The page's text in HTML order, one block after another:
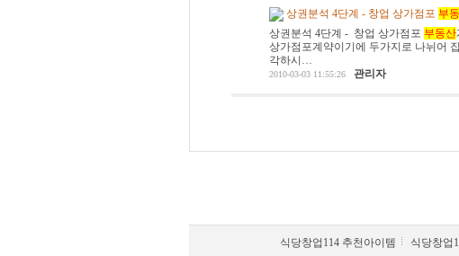
상권분석 4단계 - 창업 상가점포 부
상권분석 4단계 - 창업 상가점포 부동산
상가점포계약이기에 두가지로 나뉘어
각하시…
2010-03-03 11:55:26 관리자
식당창업114 추천아이템 식당창업